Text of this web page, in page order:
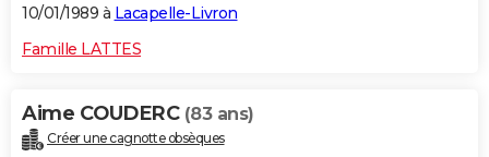
10/01/1989 à Lacapelle-Livron
Famille LATTES
Aime COUDERC (83 ans)
Créer une cagnotte obsèques